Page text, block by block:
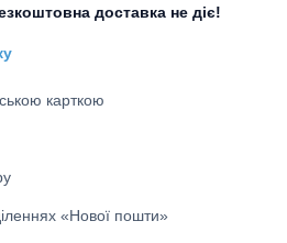
доставка не діє!
карткою
«Нової пошти»